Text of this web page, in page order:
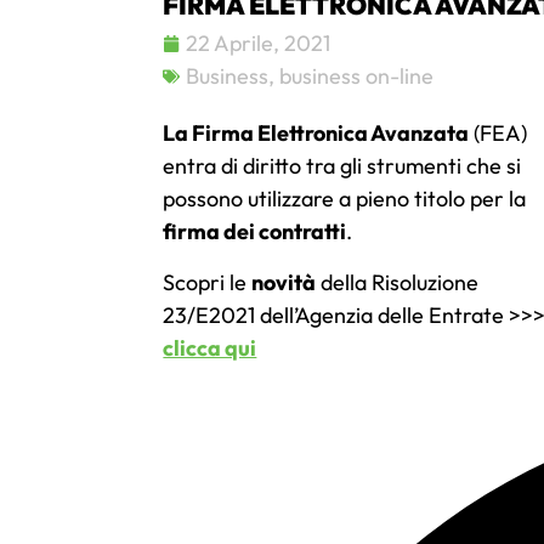
22 Aprile, 2021
Business, business on-line
La Firma Elettronica Avanzata (FEA)
entra di diritto tra gli strumenti che si
possono utilizzare a pieno titolo per la
firma dei contratti.
Scopri le novità della Risoluzione
23/E2021 dell’Agenzia delle Entrate
clicca qui